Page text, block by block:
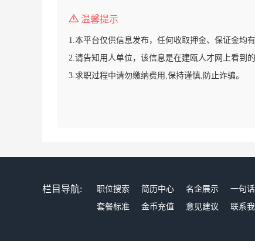
温馨提示
1.本平台仅供信息发布，任何收取押金、保证金均
2.请告知用人单位，该信息是在建瓯人才网上看到的
3.求职过程中请勿缴纳费用,保持谨慎,防止诈骗。
栏目导航: 职位搜索 简历中心 名企展示 一句
套餐标准
金币充值 意见建议 联系我